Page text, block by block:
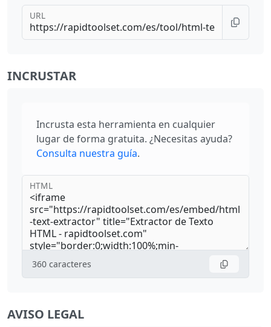
URL
INCRUSTAR
Incrusta esta herramienta en cualquier
lugar de forma gratuita. ¿Necesitas ayuda?
Consulta nuestra guía.
HTML
360 caracteres
AVISO LEGAL